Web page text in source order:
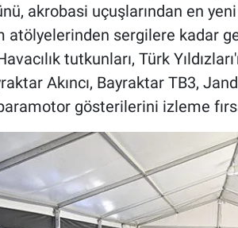
akrobasi uçuşlarından en
atölyelerinden sergilere kadar
tutkunları, Türk
Akıncı, Bayraktar TB3,
gösterilerini izleme